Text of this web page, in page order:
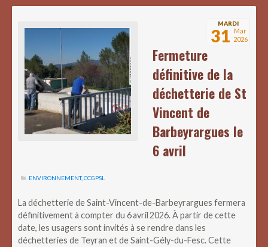
MARDI
31 Mar
2026
Fermeture
définitive de la
déchetterie de St
Vincent de
Barbeyrargues le
6 avril
ENVIRONNEMENT,CCGPSL
La déchetterie de Saint-Vincent-de-Barbeyrargues fermera
définitivement à compter du 6 avril 2026. À partir de cette
date, les usagers sont invités à se rendre dans les
déchetteries de Teyran et de Saint-Gély-du-Fesc. Cette